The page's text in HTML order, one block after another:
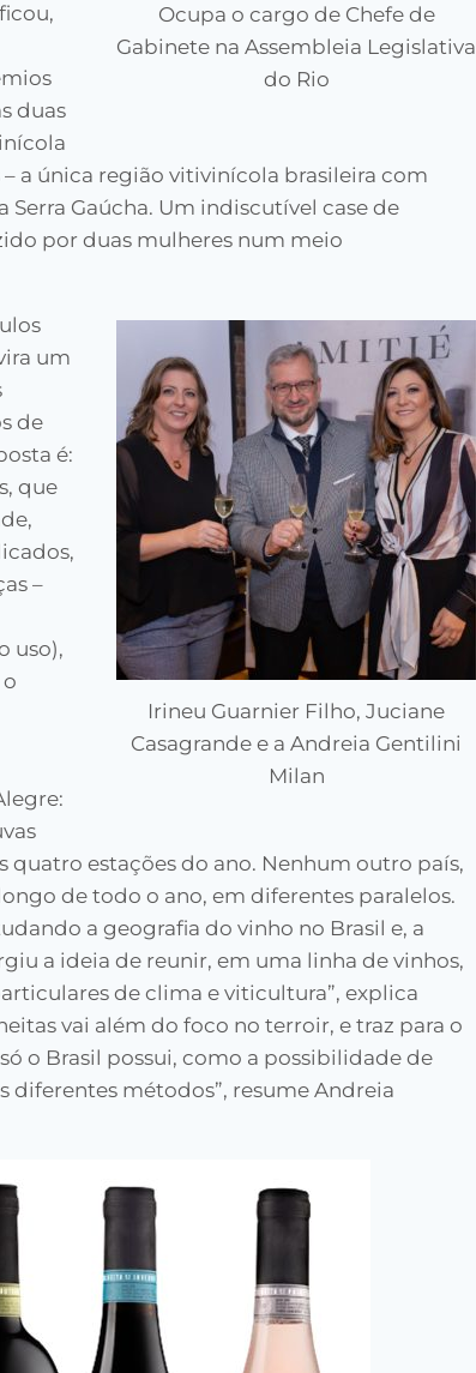
Ocupa o cargo de Chefe de
Gabinete na Assembleia Legislativa
do Rio
duas
a única região vitivinícola brasileira com
Gaúcha. Um indiscutível case de
por duas mulheres num meio
Irineu Guarnier Filho, Juciane
Casagrande e a Andreia Gentilini
Milan
um
de
é:
que
–
uso),
estações do ano. Nenhum outro país,
de todo o ano, em diferentes paralelos.
a geografia do vinho no Brasil e, a
a ideia de reunir, em uma linha de vinhos,
de clima e viticultura”, explica
vai além do foco no terroir, e traz para o
o Brasil possui, como a possibilidade de
diferentes métodos”, resume Andreia